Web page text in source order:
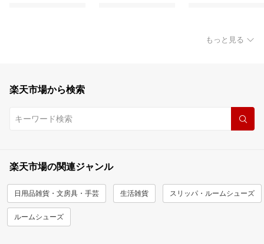
もっと見る
楽天市場から検索
楽天市場の関連ジャンル
日用品雑貨・文房具・手芸 生活雑貨 スリッパ・ルームシューズ
ルームシューズ